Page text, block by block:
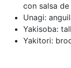
con salsa
Unagi:
Yakisoba:
Yakitori: